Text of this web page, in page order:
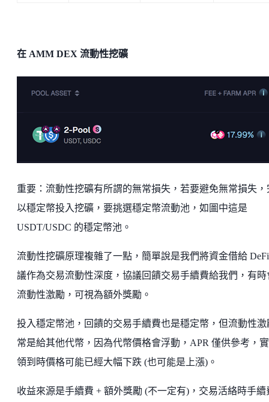
在 AMM DEX 流動性挖礦
重要：流動性挖礦有所謂的無常損失，若要避免無常損失，
以穩定幣投入挖礦，要挑選穩定幣流動池，如圖中這是
USDT/USDC 的穩定幣池。
流動性挖礦原理複雜了一點，簡單說是我們將資金借給
議作為交易流動性深度，協議回饋交易手續費給我們，有時
流動性激勵，可視為額外獎勵。
投入穩定幣池，回饋的交易手續費也是穩定幣，但流動性激
常是給其他代幣，因為代幣價格會浮動，APR 僅供參考，
領到時價格可能已經大幅下跌 (也可能是上漲)。
收益來源是手續費 + 額外獎勵 (不一定有)，交易活絡時手續